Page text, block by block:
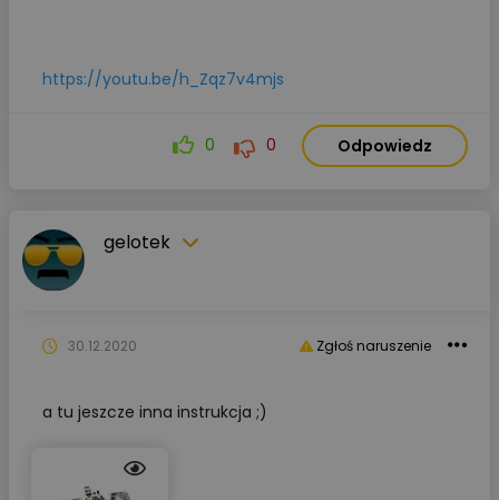
https://youtu.be/h_Zqz7v4mjs
0 0 Odpowiedz
gelotek
Zgłoś naruszenie
30.12.2020
a tu jeszcze inna instrukcja ;)